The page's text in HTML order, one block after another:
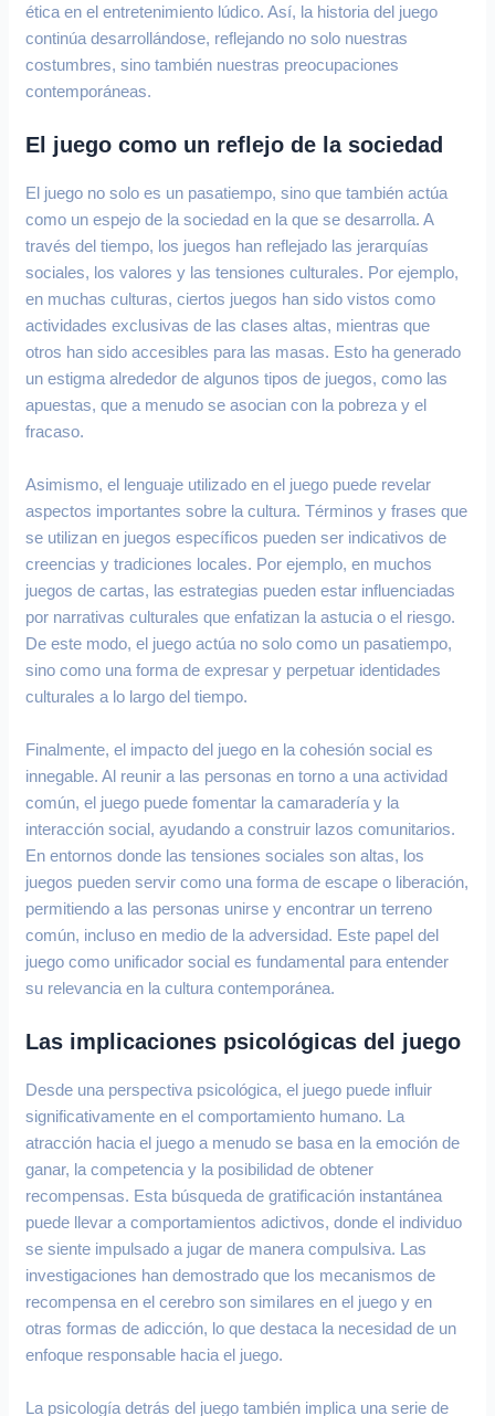
ética en el entretenimiento lúdico. Así, la historia del juego
continúa desarrollándose, reflejando no solo nuestras
costumbres, sino también nuestras preocupaciones
contemporáneas.
El juego como un reflejo de la sociedad
El juego no solo es un pasatiempo, sino que también actúa
como un espejo de la sociedad en la que se desarrolla. A
través del tiempo, los juegos han reflejado las jerarquías
sociales, los valores y las tensiones culturales. Por ejemplo,
en muchas culturas, ciertos juegos han sido vistos como
actividades exclusivas de las clases altas, mientras que
otros han sido accesibles para las masas. Esto ha generado
un estigma alrededor de algunos tipos de juegos, como las
apuestas, que a menudo se asocian con la pobreza y el
fracaso.
Asimismo, el lenguaje utilizado en el juego puede revelar
aspectos importantes sobre la cultura. Términos y frases que
se utilizan en juegos específicos pueden ser indicativos de
creencias y tradiciones locales. Por ejemplo, en muchos
juegos de cartas, las estrategias pueden estar influenciadas
por narrativas culturales que enfatizan la astucia o el riesgo.
De este modo, el juego actúa no solo como un pasatiempo,
sino como una forma de expresar y perpetuar identidades
culturales a lo largo del tiempo.
Finalmente, el impacto del juego en la cohesión social es
innegable. Al reunir a las personas en torno a una actividad
común, el juego puede fomentar la camaradería y la
interacción social, ayudando a construir lazos comunitarios.
En entornos donde las tensiones sociales son altas, los
juegos pueden servir como una forma de escape o liberación,
permitiendo a las personas unirse y encontrar un terreno
común, incluso en medio de la adversidad. Este papel del
juego como unificador social es fundamental para entender
su relevancia en la cultura contemporánea.
Las implicaciones psicológicas del juego
Desde una perspectiva psicológica, el juego puede influir
significativamente en el comportamiento humano. La
atracción hacia el juego a menudo se basa en la emoción de
ganar, la competencia y la posibilidad de obtener
recompensas. Esta búsqueda de gratificación instantánea
puede llevar a comportamientos adictivos, donde el individuo
se siente impulsado a jugar de manera compulsiva. Las
investigaciones han demostrado que los mecanismos de
recompensa en el cerebro son similares en el juego y en
otras formas de adicción, lo que destaca la necesidad de un
enfoque responsable hacia el juego.
La psicología detrás del juego también implica una serie de